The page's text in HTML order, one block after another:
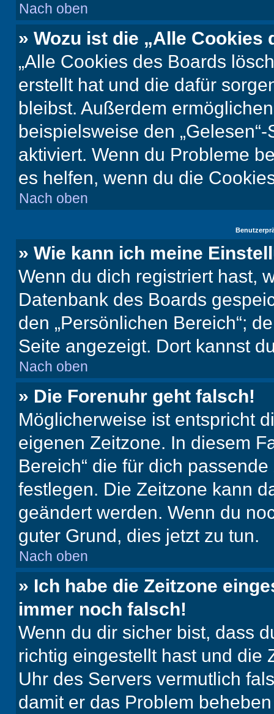
Nach oben
» Wozu ist die „Alle
„Alle Cookies des Boards
erstellt hat und die dafür
bleibst. Außerdem
beispielsweise den
aktiviert. Wenn du Probleme
es helfen, wenn du die
Nach oben
» Wie kann ich meine
Wenn du dich registriert hast,
Datenbank des Boards
den „Persönlichen Bereich“;
Seite angezeigt. Dort kannst
Nach oben
» Die Forenuhr geht falsch!
Möglicherweise ist entspricht
eigenen Zeitzone. In diesem
Bereich“ die für dich
festlegen. Die Zeitzone kann
geändert werden. Wenn du
guter Grund, dies jetzt zu tun.
Nach oben
» Ich habe die Zeitzone
immer noch falsch!
Wenn du dir sicher bist, dass
richtig eingestellt hast und die
Uhr des Servers vermutlich
damit er das Problem